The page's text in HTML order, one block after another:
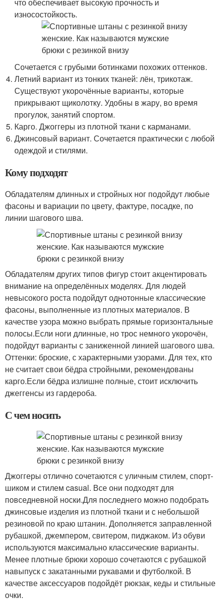
износостойкость.
Сочетается с грубыми ботинками похожих оттенков.
Летний вариант из тонких тканей: лён, трикотаж.
Существуют укорочённые варианты, которые
прикрывают щиколотку. Удобны в жару, во время
прогулок, занятий спортом.
Карго. Джоггеры из плотной ткани с карманами.
Джинсовый вариант. Сочетается практически с любой
одеждой и стилями.
Кому подходят
Обладателям длинных и стройных ног подойдут любые
фасоны и вариации по цвету, фактуре, посадке, по
линии шагового шва.
Обладателям других типов фигур стоит акцентировать
внимание на определённых моделях. Для людей
невысокого роста подойдут однотонные классические
фасоны, выполненные из плотных материалов. В
качестве узора можно выбрать прямые горизонтальные
полосы.Если ноги длинные, но трос немного укорочён,
подойдут варианты с заниженной линией шагового шва.
Оттенки: броские, с характерными узорами. Для тех, кто
не считает свои бёдра стройными, рекомендованы
карго.Если бёдра излишне полные, стоит исключить
джеггенсы из гардероба.
С чем носить
Джоггеры отлично сочетаются с уличным стилем, спорт-
шиком и стилем casual. Все они подходят для
повседневной носки.Для последнего можно подобрать
джинсовые изделия из плотной ткани и с небольшой
резиновой по краю штанин. Дополняется заправленной
рубашкой, джемпером, свитером, пиджаком. Из обуви
используются максимально классические варианты.
Менее плотные брюки хорошо сочетаются с рубашкой
навыпуск с закатанными рукавами и футболкой. В
качестве аксессуаров подойдёт рюкзак, кеды и стильные
очки.